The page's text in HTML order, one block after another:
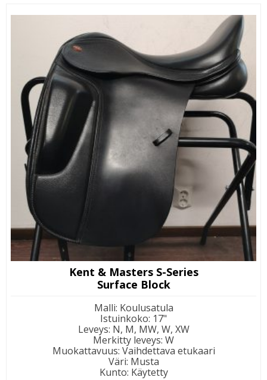
Kent & Masters S-Series
Surface Block
Malli: Koulusatula
Istuinkoko: 17"
Leveys: N, M, MW, W, XW
Merkitty leveys: W
Muokattavuus: Vaihdettava etukaari
Väri: Musta
Kunto: Käytetty